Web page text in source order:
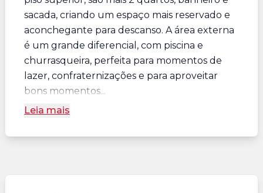
sacada, criando um espaço mais reservado e
aconchegante para descanso. A área externa
é um grande diferencial, com piscina e
churrasqueira, perfeita para momentos de
lazer, confraternizações e para aproveitar
bons momentos...
Leia mais